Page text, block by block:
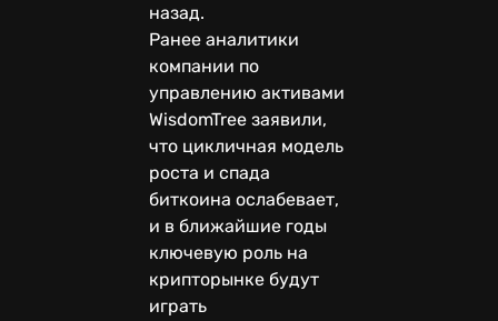
назад.
Ранее аналитики
компании по
управлению активами
WisdomTree заявили,
что цикличная модель
роста и спада
биткоина ослабевает,
и в ближайшие годы
ключевую роль на
крипторынке будут
играть